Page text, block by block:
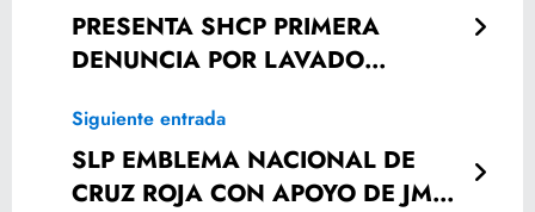
PRESENTA SHCP PRIMERA
DENUNCIA POR LAVADO
ORGANIZADA
Siguiente entrada
SLP EMBLEMA NACIONAL DE
CRUZ ROJA CON APOYO DE JM